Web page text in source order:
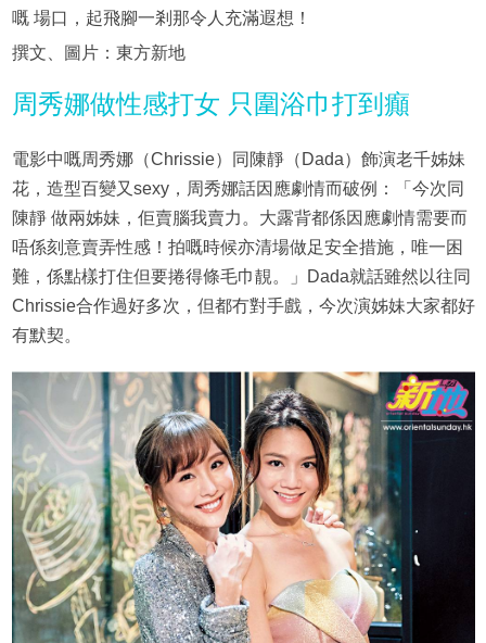
嘅 場口，起飛腳一剎那令人充滿遐想！
撰文、圖片：東方新地
周秀娜做性感打女 只圍浴巾打到癲
電影中嘅周秀娜（Chrissie）同陳靜（Dada）飾演老千姊妹
花，造型百變又sexy，周秀娜話因應劇情而破例：「今次同
陳靜 做兩姊妹，佢賣腦我賣力。大露背都係因應劇情需要而
唔係刻意賣弄性感！拍嘅時候亦清場做足安全措施，唯一困
難，係點樣打住但要捲得條毛巾靚。」Dada就話雖然以往同
Chrissie合作過好多次，但都冇對手戲，今次演姊妹大家都好
有默契。